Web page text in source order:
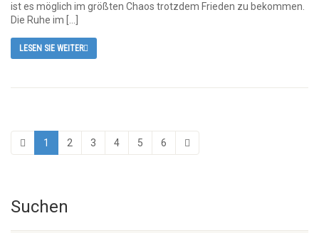
ist es möglich im größten Chaos trotzdem Frieden zu bekommen.
Die Ruhe im […]
LESEN SIE WEITER
1 2 3 4 5 6
Suchen